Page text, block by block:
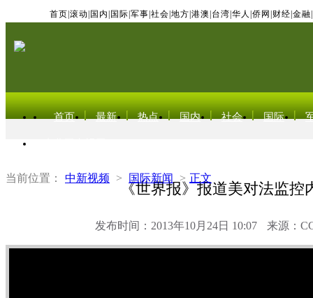
首页 滚动 国内 国际 军事 社会 地方 港澳 台湾 华人 侨网 财经 金融
首页 最新 热点 国内 社会 国际
当前位置： 中新视频 > 国际新闻 > 正文
《世界报》报道美对法监控
发布时间：2013年10月24日 10:07 来源：